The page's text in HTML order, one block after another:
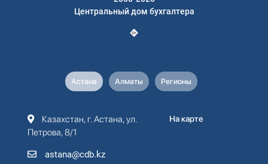
Центральный дом бухгалтера
Астана Алматы Регионы
Казахстан, г. Астана, ул.
Петрова, 8/1
astana@cdb.kz
На карте